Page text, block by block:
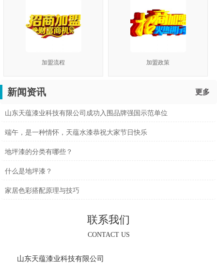
加盟流程 加盟政策
新闻资讯 更多
山东天蕴漆业科技有限公司成功入围品牌强国示范单位
端午，是一种情怀，天蕴水漆恭祝大家节日快乐
地坪漆的分类有哪些？
什么是地坪漆？
家居色彩搭配原理与技巧
联系我们
CONTACT US
山东天蕴漆业科技有限公司